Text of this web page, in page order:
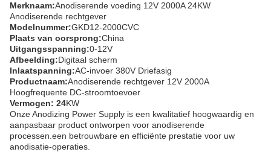
Merknaam:Anodiserende voeding 12V 2000A 24KW
Anodiserende rechtgever
Modelnummer:GKD12-2000CVC
Plaats van oorsprong:China
Uitgangsspanning:0-12V
Afbeelding:Digitaal scherm
Inlaatspanning:AC-invoer 380V Driefasig
Productnaam:Anodiserende rechtgever 12V 2000A
Hoogfrequente DC-stroomtoevoer
Vermogen: 24KW
Onze Anodizing Power Supply is een kwalitatief hoogwaardig en
aanpasbaar product ontworpen voor anodiserende
processen.een betrouwbare en efficiënte prestatie voor uw
anodisatie-operaties.